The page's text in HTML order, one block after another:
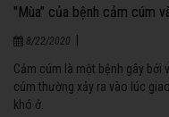
"Mùa" của bệnh cảm cúm
8/22/2020
Cảm cúm là một bệnh gây bởi
cúm thường xảy ra vào lúc
khó ở.